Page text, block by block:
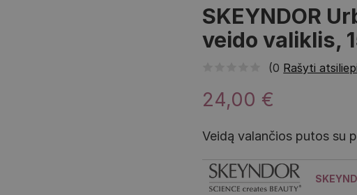
SKEYNDOR
veido valiklis,
(0 Rašyti
24,00 €
Veidą valančios putos su